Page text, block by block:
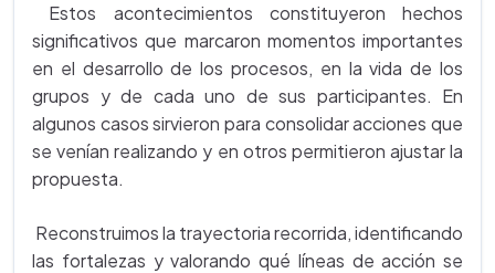
Estos acontecimientos constituyeron hechos
significativos que marcaron momentos importantes
en el desarrollo de los procesos, en la vida de los
grupos y de cada uno de sus participantes. En
algunos casos sirvieron para consolidar acciones que
se venían realizando y en otros permitieron ajustar la
propuesta.
Reconstruimos la trayectoria recorrida, identificando
las fortalezas y valorando qué líneas de acción se